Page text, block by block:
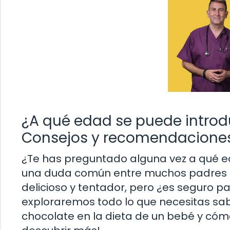
¿A qué edad se puede
Consejos y
¿Te has preguntado alguna vez a qué
una duda común entre muchos
delicioso y tentador, pero ¿es seguro
exploraremos todo lo que necesitas
chocolate en la dieta de un bebé y